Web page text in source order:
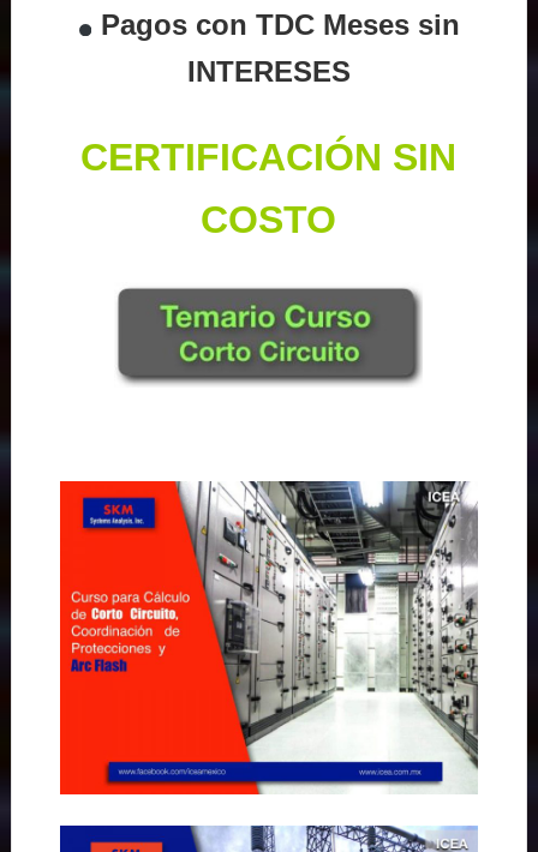
Pagos con TDC Meses sin
INTERESES
CERTIFICACIÓN SIN
COSTO